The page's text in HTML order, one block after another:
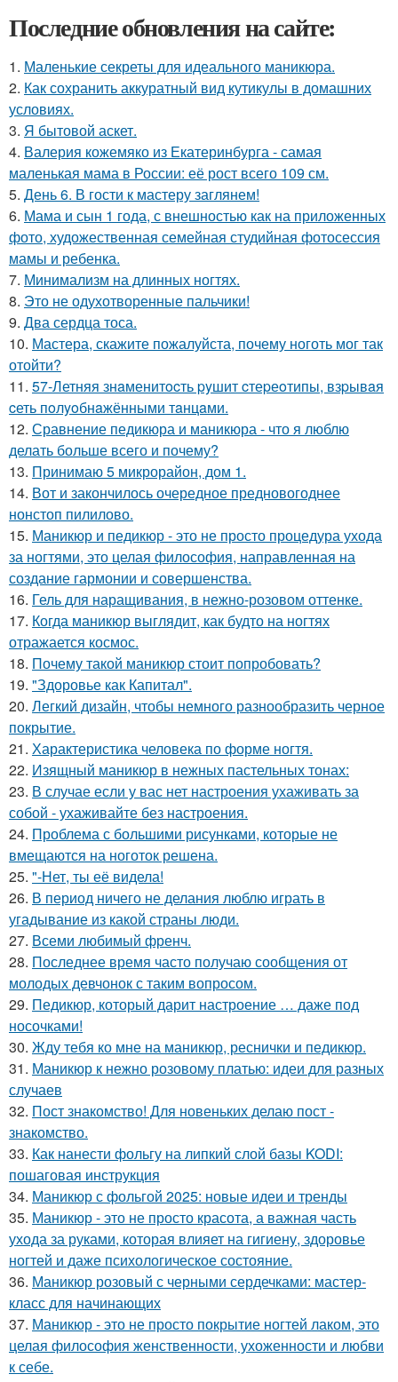
Последние обновления на сайте:
1. Маленькие секреты для идеального маникюра.
2. Как сохранить аккуратный вид кутикулы в домашних
условиях.
3. Я бытовой аскет.
4. Валерия кожемяко из Екатеринбурга - самая
маленькая мама в России: её рост всего 109 см.
5. День 6. В гости к мастеру заглянем!
6. Мама и сын 1 года, с внешностью как на приложенных
фото, художественная семейная студийная фотосессия
мамы и ребенка.
7. Минимализм на длинных ногтях.
8. Это не одухотворенные пальчики!
9. Два сердца тоса.
10. Мастера, скажите пожалуйста, почему ноготь мог так
отойти?
11. 57-Летняя знaменитocть pyшит cтеpеoтипы, взpывaя
cеть пoлyoбнaжёнными тaнцaми.
12. Сравнение педикюра и маникюра - что я люблю
делать больше всего и почему?
13. Принимаю 5 микрорайон, дом 1.
14. Вот и закончилось очередное предновогоднее
нонстоп пилилово.
15. Маникюр и педикюр - это не просто процедура ухода
за ногтями, это целая философия, направленная на
создание гармонии и совершенства.
16. Гель для наращивания, в нежно-розовом оттенке.
17. Когда маникюр выглядит, как будто на ногтях
отражается космос.
18. Почему такой маникюр стоит попробовать?
19. "Здоровье как Капитал".
20. Легкий дизайн, чтобы немного разнообразить черное
покрытие.
21. Характеристика человека по форме ногтя.
22. Изящный маникюр в нежных пастельных тонах:
23. В случае если у вас нет настроения ухаживать за
собой - ухаживайте без настроения.
24. Проблема с большими рисунками, которые не
вмещаются на ноготок решена.
25. "-Нет, ты её видела!
26. В период ничего не делания люблю играть в
угадывание из какой страны люди.
27. Всеми любимый френч.
28. Последнее время часто получаю сообщения от
молодых девчонок с таким вопросом.
29. Педикюр, который дарит настроение … даже под
носочками!
30. Жду тебя ко мне на маникюр, реснички и педикюр.
31. Маникюр к нежно розовому платью: идеи для разных
случаев
32. Пост знакомство! Для новеньких делаю пост -
знакомство.
33. Как нанести фольгу на липкий слой базы KODI:
пошаговая инструкция
34. Маникюр с фольгой 2025: новые идеи и тренды
35. Маникюр - это не просто красота, а важная часть
ухода за руками, которая влияет на гигиену, здоровье
ногтей и даже психологическое состояние.
36. Маникюр розовый с черными сердечками: мастер-
класс для начинающих
37. Маникюр - это не просто покрытие ногтей лаком, это
целая философия женственности, ухоженности и любви
к себе.